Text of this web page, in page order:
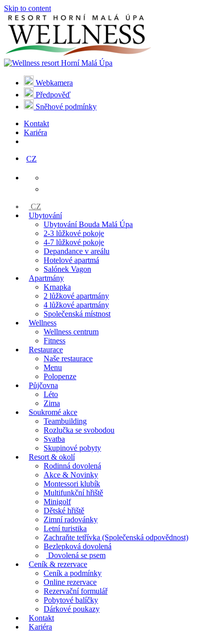
Skip to content
Webkamera
Předpověď
Sněhové podmínky
Kontakt
Kariéra
CZ
CZ
Ubytování
Ubytování Bouda Malá Úpa
2-3 lůžkové pokoje
4-7 lůžkové pokoje
Depandance v areálu
Hotelové apartmá
Salónek Vagon
Apartmány
Krnapka
2 lůžkové apartmány
4 lůžkové apartmány
Společenská místnost
Wellness
Wellness centrum
Fitness
Restaurace
Naše restaurace
Menu
Polopenze
Půjčovna
Léto
Zima
Soukromé akce
Teambuilding
Rozlučka se svobodou
Svatba
Skupinové pobyty
Resort & okolí
Rodinná dovolená
Akce & Novinky
Montessori klubík
Multifunkční hřiště
Minigolf
Dětské hřiště
Zimní radovánky
Letní turistika
Zachraňte tetřívka (Společenská odpovědnost)
Bezlepková dovolená
Dovolená se psem
Ceník & rezervace
Ceník a podmínky
Online rezervace
Rezervační formulář
Pobytové balíčky
Dárkové poukazy
Kontakt
Kariéra